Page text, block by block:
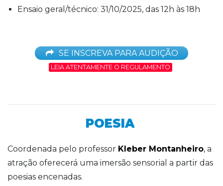
Ensaio geral/técnico: 31/10/2025, das 12h às 18h
SE INSCREVA PARA AUDIÇÃO
LEIA ATENTAMENTE O REGULAMENTO
POESIA
Coordenada pelo professor Kleber Montanheiro, a
atração oferecerá uma imersão sensorial a partir das
poesias encenadas.